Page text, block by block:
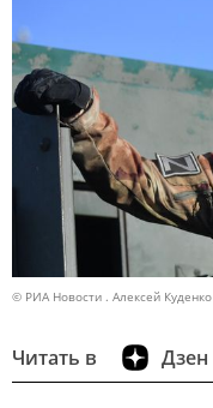
© РИА Новости . Алексей Куденко
Читать в Дзен